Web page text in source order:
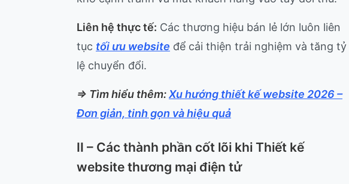
Liên hệ thực tế: Các thương hiệu bán lẻ lớn luôn liên
tục tối ưu website để cải thiện trải nghiệm và tăng tỷ
lệ chuyển đổi.
=> Tìm hiểu thêm:Xu hướng thiết kế website 2026 –
Đơn giản, tinh gọn và hiệu quả
II – Các thành phần cốt lõi khi Thiết kế
website thương mại điện tử